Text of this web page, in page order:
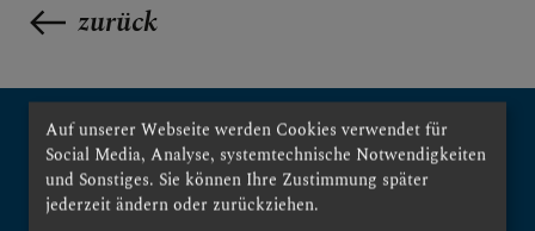
zurück
Auf unserer Webseite werden Cookies verwendet für
Social Media, Analyse, systemtechnische Notwendigkeiten
und Sonstiges. Sie können Ihre Zustimmung später
jederzeit ändern oder zurückziehen.